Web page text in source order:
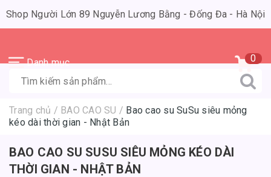
Shop Người Lớn 89 Nguyễn Lương Bằng - Đống Đa - Hà Nội
Danh mục 0
Trang chủ / BAO CAO SU / Bao cao su SuSu siêu mỏng
kéo dài thời gian - Nhật Bản
BAO CAO SU SUSU SIÊU MỎNG KÉO DÀI
THỜI GIAN - NHẬT BẢN